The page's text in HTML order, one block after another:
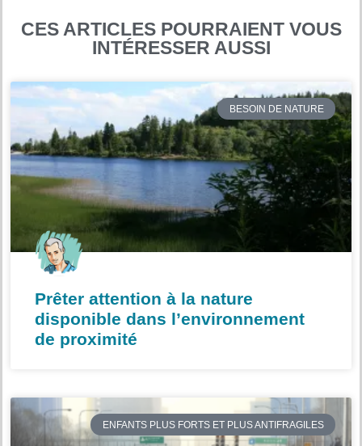
CES ARTICLES POURRAIENT VOUS
INTÉRESSER AUSSI
BESOIN DE NATURE
Prêter attention à la nature
disponible dans l’environnement
de proximité
ENFANTS PLUS FORTS ET PLUS ANTIFRAGILES